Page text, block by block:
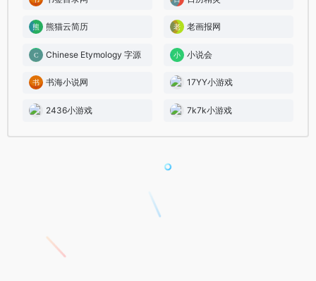
熊猫云简历 老画报网
Chinese Etymology 字源 小说会
书海小说网 17YY小游戏
2436小游戏 7k7k小游戏